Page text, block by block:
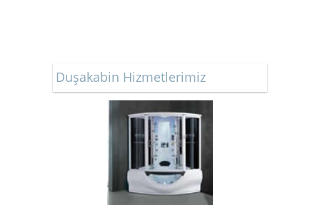
Duşakabin Hizmetlerimiz